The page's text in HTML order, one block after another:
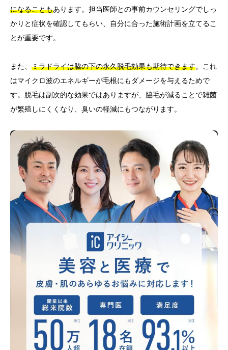
になることもあります。担当医師との事前カウンセリングでしっ
かりと症状を確認してもらい、自分に合った施術計画を立てるこ
とが重要です。
また、 ミラドライは脇の下の永久脱毛効果も期待できます。これ
はマイクロ波のエネルギーが毛根にもダメージを与えるためで
す。脱毛は副次的な効果ではありますが、脇毛が減ることで雑菌
が繁殖しにくくなり、臭いの軽減にもつながります。